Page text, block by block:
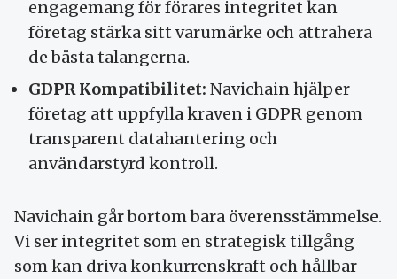
engagemang för förares integritet kan
företag stärka sitt varumärke och attrahera
de bästa talangerna.
GDPR Kompatibilitet: Navichain hjälper
företag att uppfylla kraven i GDPR genom
transparent datahantering och
användarstyrd kontroll.
Navichain går bortom bara överensstämmelse.
Vi ser integritet som en strategisk tillgång
som kan driva konkurrenskraft och hållbar